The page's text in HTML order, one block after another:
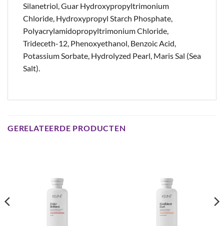
Silanetriol, Guar Hydroxypropyltrimonium
Chloride, Hydroxypropyl Starch Phosphate,
Polyacrylamidopropyltrimonium Chloride,
Trideceth-12, Phenoxyethanol, Benzoic Acid,
Potassium Sorbate, Hydrolyzed Pearl, Maris Sal (Sea
Salt)​.
GERELATEERDE PRODUCTEN